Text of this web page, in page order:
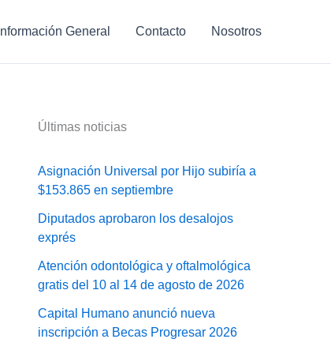
Información General Contacto Nosotros
Últimas noticias
Asignación Universal por Hijo subiría a
$153.865 en septiembre
Diputados aprobaron los desalojos
exprés
Atención odontológica y oftalmológica
gratis del 10 al 14 de agosto de 2026
Capital Humano anunció nueva
inscripción a Becas Progresar 2026